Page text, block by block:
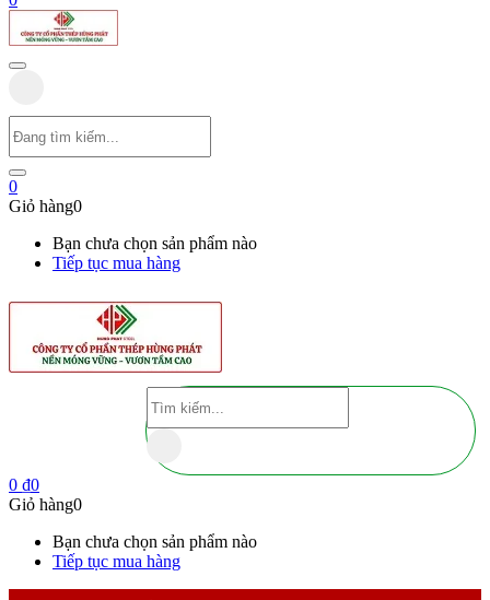
0
Giỏ hàng0
Bạn chưa chọn sản phẩm nào
Tiếp tục mua hàng
0 ₫0
Giỏ hàng0
Bạn chưa chọn sản phẩm nào
Tiếp tục mua hàng